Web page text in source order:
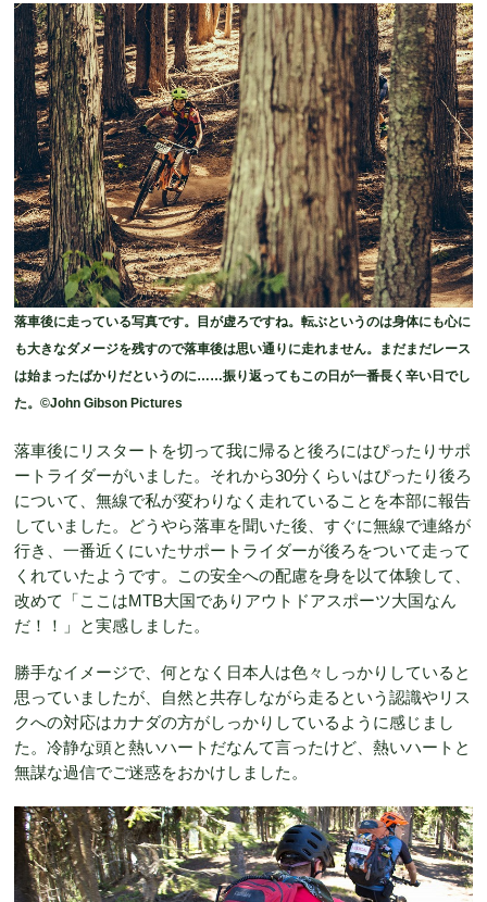
落車後に走っている写真です。目が虚ろですね。転ぶというのは身体にも心に
も大きなダメージを残すので落車後は思い通りに走れません。まだまだレース
は始まったばかりだというのに……振り返ってもこの日が一番長く辛い日でし
た。©John Gibson Pictures
落車後にリスタートを切って我に帰ると後ろにはぴったりサポ
ートライダーがいました。それから30分くらいはぴったり後ろ
について、無線で私が変わりなく走れていることを本部に報告
していました。どうやら落車を聞いた後、すぐに無線で連絡が
行き、一番近くにいたサポートライダーが後ろをついて走って
くれていたようです。この安全への配慮を身を以て体験して、
改めて「ここはMTB大国でありアウトドアスポーツ大国なん
だ！！」と実感しました。
勝手なイメージで、何となく日本人は色々しっかりしていると
思っていましたが、自然と共存しながら走るという認識やリス
クへの対応はカナダの方がしっかりしているように感じまし
た。冷静な頭と熱いハートだなんて言ったけど、熱いハートと
無謀な過信でご迷惑をおかけしました。